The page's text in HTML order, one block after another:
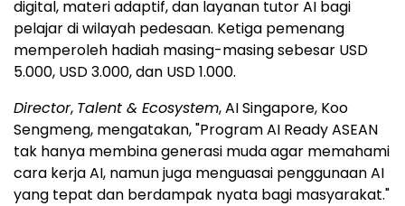
digital, materi adaptif, dan layanan tutor AI bagi
pelajar di wilayah pedesaan. Ketiga pemenang
memperoleh hadiah masing-masing sebesar USD
5.000, USD 3.000, dan USD 1.000.
Director, Talent & Ecosystem, AI Singapore, Koo
Sengmeng, mengatakan, "Program AI Ready ASEAN
tak hanya membina generasi muda agar memahami
cara kerja AI, namun juga menguasai penggunaan AI
yang tepat dan berdampak nyata bagi masyarakat."